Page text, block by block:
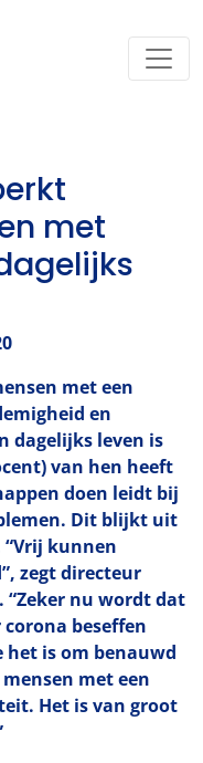
met
met een
en
dagelijks leven is
van hen heeft
doen leidt bij
Dit blijkt uit
kunnen
zegt directeur
“Zeker nu wordt dat
beseffen
het is om benauwd
met een
Het is van groot